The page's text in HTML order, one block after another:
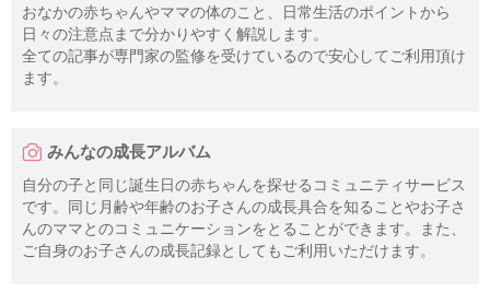
おなかの赤ちゃんやママの体のこと、日常生活のポイントから
日々の注意点まで分かりやすく解説します。
全ての記事が専門家の監修を受けているので安心してご利用頂け
ます。
みんなの成長アルバム
自分の子と同じ誕生日の赤ちゃんを探せるコミュニティサービス
です。同じ月齢や年齢のお子さんの成長具合を知ることやお子さ
んのママとのコミュニケーションをとることができます。また、
ご自身のお子さんの成長記録としてもご利用いただけます。